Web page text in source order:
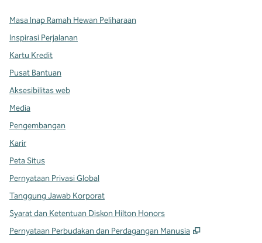
Masa Inap Ramah Hewan Peliharaan
Inspirasi Perjalanan
Kartu Kredit
Pusat Bantuan
Aksesibilitas web
Media
Pengembangan
Karir
Peta Situs
Pernyataan Privasi Global
Tanggung Jawab Korporat
Syarat dan Ketentuan Diskon Hilton Honors
Pernyataan Perbudakan dan Perdagangan Manusia
,